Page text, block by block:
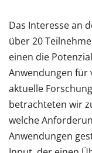
Das Interesse an
über 20
einen die
Anwendungen für
aktuelle
betrachteten wir
welche
Anwendungen